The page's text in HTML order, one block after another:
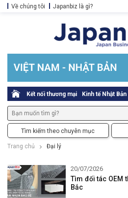
Về chúng tôi Japanbiz là gì?
Kết nối thương mại Kinh tế Nhật Bản
Tìm kiếm theo chuyên mục
Trang chủ Đại lý
20/07/2026
Tìm đối tác OEM
Bắc